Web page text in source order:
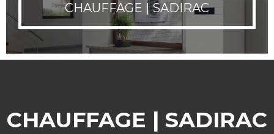
CHAUFFAGE | SADIRAC
CHAUFFAGE | SADIRAC